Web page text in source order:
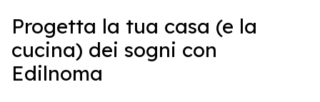
Progetta la tua casa (e la
cucina) dei sogni con
Edilnoma